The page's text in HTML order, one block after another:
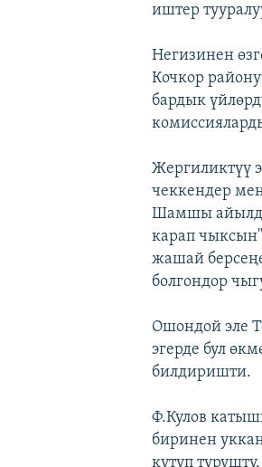
иштер
Негизинен
Кочкор
бардык
Жергиликтүү
чеккендер
Шамшы
карап
жашай
болгондор
Ошондой эле
эгерде бул
билдиришти.
Ф.Кулов
биринен
күтүп